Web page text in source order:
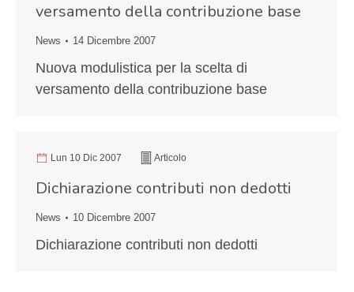
versamento della contribuzione base
News 14 Dicembre 2007
Nuova modulistica per la scelta di
versamento della contribuzione base
Lun 10 Dic 2007 Articolo
Dichiarazione contributi non dedotti
News 10 Dicembre 2007
Dichiarazione contributi non dedotti